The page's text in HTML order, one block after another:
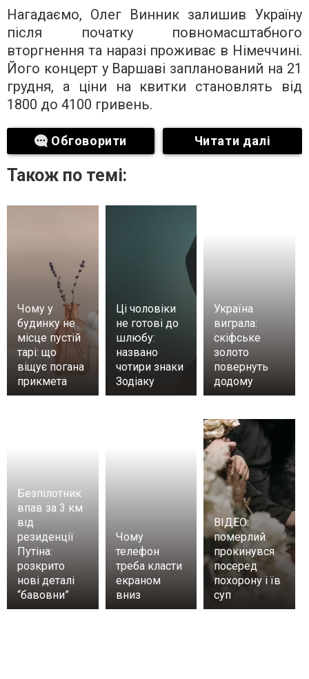
Нагадаємо, Олег Винник залишив Україну
після початку повномасштабного
вторгнення та наразі проживає в Німеччині.
Його концерт у Варшаві запланований на 21
грудня, а ціни на квитки становлять від
1800 до 4100 гривень.
Обговорити Читати далі
Також по темі:
Чому у
будинку не
місце пустій
тарі: що
віщує погана
прикмета
Ці чоловіки
не готові до
шлюбу:
названо
чотири знаки
Зодіаку
Україна
виграла:
скіфське
золото
повернуть
додому
Безпілотник
впав за 3 км
від
резиденції
Путіна:
розкрито
нові деталі
“бавовни”
Чому
телефон
треба класти
екраном
вниз
ВІДЕО:
померлий
прокинувся
посеред
похорону і їв
суп